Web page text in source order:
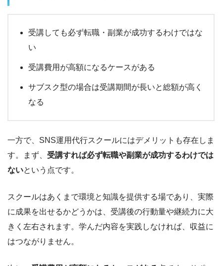
受講しても必ず転職・副業が成功するわけではな
い
受講費用が高額になるケースがある
サブスク型の場合は受講期間が長いと総額が高く
なる
一方で、SNS運用代行スクールにはデメリットも存在しま
す。まず、 受講すれば必ず転職や副業が成功するわけでは
ないという点です。
スクールはあくまで環境と知識を提供する場であり、実際
に成果を出せるかどうかは、受講後の行動量や継続力に大
きく左右されます。学んだ内容を実践しなければ、収益に
はつながりません。